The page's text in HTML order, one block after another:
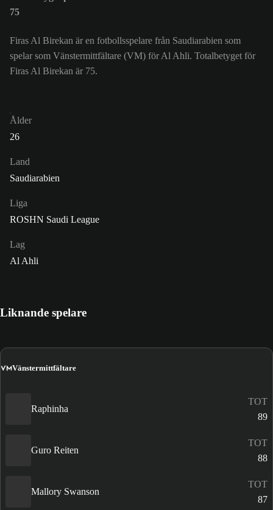
75
Firas Al Birekan är en fotbollsspelare från Saudiarabien som
spelar som Vänstermittfältare (VM) för Al Ahli. Totalbetyget för
Firas Al Birekan är 75.
Ålder
26
Land
Saudiarabien
Liga
ROSHN Saudi League
Lag
Al Ahli
Liknande spelare
VMVänstermittfältare
Raphinha
TOT
89
Guro Reiten
TOT
88
Mallory Swanson
TOT
87